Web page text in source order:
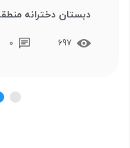
دبستان دخترانه منطقه
697
0